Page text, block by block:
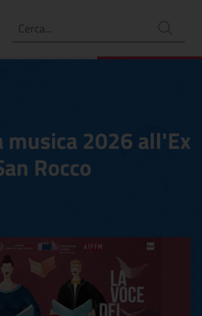
Ricerca
musica 2026 all'Ex
Rocco
musica 2026